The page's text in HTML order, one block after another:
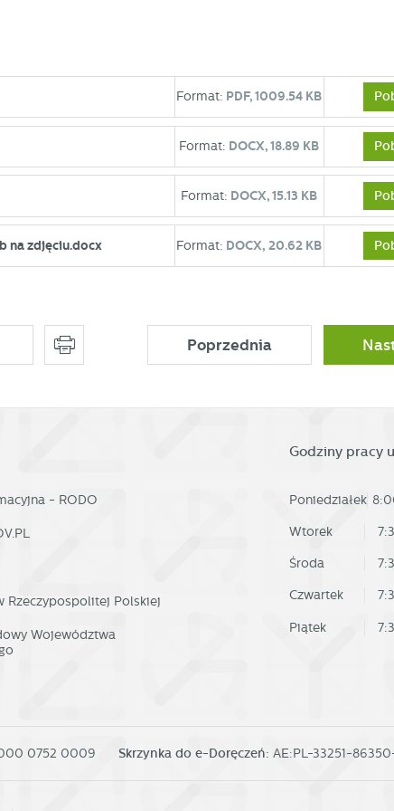
Format: PDF, 1009.54 KB
Format: DOCX, 18.89 KB
Format: DOCX, 15.13 KB
na zdjęciu.docx Format: DOCX, 20.62 KB
Poprzednia
- RODO
Rzeczypospolitej Polskiej
Województwa
Godziny pracy
Poniedziałek
Wtorek
Środa
Czwartek
Piątek
0752 0009 Skrzynka do e-Doręczeń: AE:PL-33251-